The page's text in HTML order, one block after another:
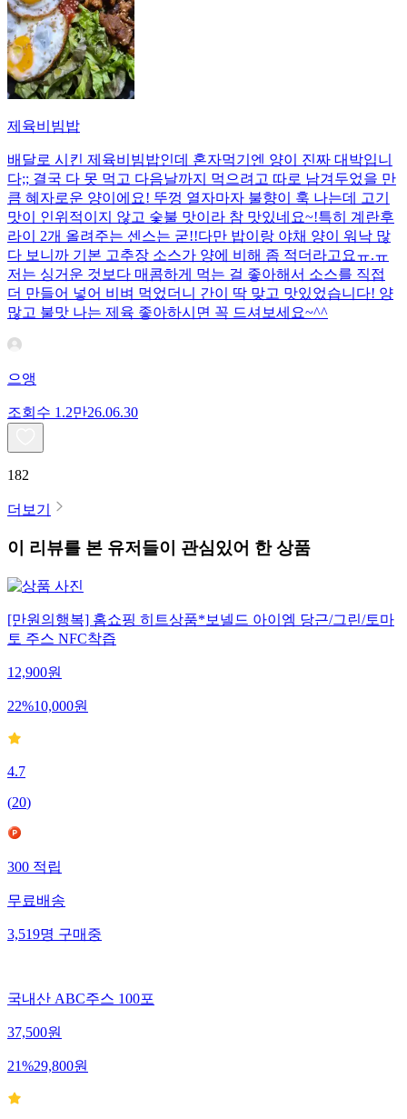
제육비빔밥
배달로 시킨 제육비빔밥인데 혼자먹기엔 양이 진짜 대박입니
다;; 결국 다 못 먹고 다음날까지 먹으려고 따로 남겨두었을 만
큼 혜자로운 양이에요! 뚜껑 열자마자 불향이 훅 나는데 고기
맛이 인위적이지 않고 숯불 맛이라 참 맛있네요~!특히 계란후
라이 2개 올려주는 센스는 굳!! ​다만 밥이랑 야채 양이 워낙 많
다 보니까 기본 고추장 소스가 양에 비해 좀 적더라고요ㅠ.ㅠ
저는 싱거운 것보다 매콤하게 먹는 걸 좋아해서 소스를 직접
더 만들어 넣어 비벼 먹었더니 간이 딱 맞고 맛있었습니다! 양
많고 불맛 나는 제육 좋아하시면 꼭 드셔보세요~^^
으앵
조회수 1.2만26.06.30
182
더보기
이 리뷰를 본 유저들이 관심있어 한 상품
[만원의행복] 홈쇼핑 히트상품*보넬드 아이엠 당근/그린/토마
토 주스 NFC착즙
12,900원
22%10,000원
4.7
(20)
300 적립
무료배송
3,519명 구매중
국내산 ABC주스 100포
37,500원
21%29,800원